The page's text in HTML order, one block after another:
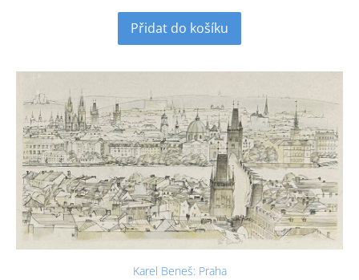
Přidat do košíku
Karel Beneš: Praha